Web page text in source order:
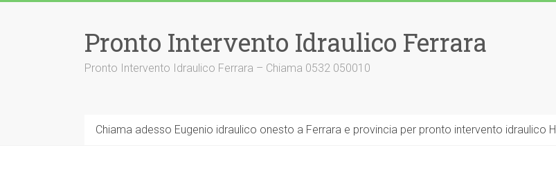
Pronto Intervento Idraulico Ferrara
Pronto Intervento Idraulico Ferrara – Chiama 0532 050010
Chiama adesso Eugenio idraulico onesto a Ferrara e provincia per pronto intervento idraulico